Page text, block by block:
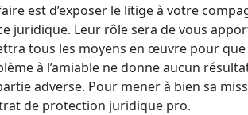
est d’exposer le litige à votre
juridique. Leur rôle sera de vous
tous les moyens en œuvre pour
à l’amiable ne donne aucun
adverse. Pour mener à bien sa
de protection juridique pro.